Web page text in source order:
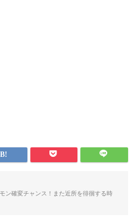
ン確変チャンス！また近所を徘徊する時